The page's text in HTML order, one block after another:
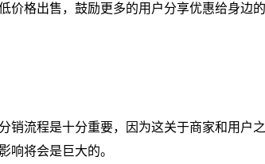
价格出售，鼓励更多的用户分享优惠给身边
销流程是十分重要，因为这关于商家和用户
响将会是巨大的。